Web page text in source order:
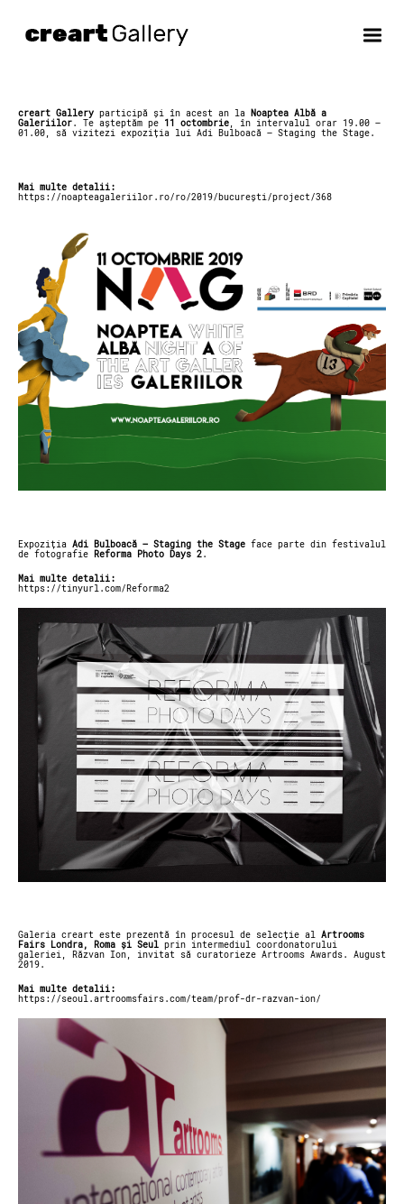
creart Gallery participă și în acest an la Noaptea Albă a
Galeriilor. Te așteptăm pe 11 octombrie, în intervalul orar 19.00 –
01.00, să vizitezi expoziția lui Adi Bulboacă – Staging the Stage.
Mai multe detalii:
https://noapteagaleriilor.ro/ro/2019/bucurești/project/368
Expoziția Adi Bulboacă – Staging the Stage face parte din festivalul
de fotografie Reforma Photo Days 2.
Mai multe detalii:
https://tinyurl.com/Reforma2
Galeria creart este prezentă în procesul de selecție al Artrooms
Fairs Londra, Roma și Seul prin intermediul coordonatorului
galeriei, Răzvan Ion, invitat să curatorieze Artrooms Awards. August
2019.
Mai multe detalii:
https://seoul.artroomsfairs.com/team/prof-dr-razvan-ion/